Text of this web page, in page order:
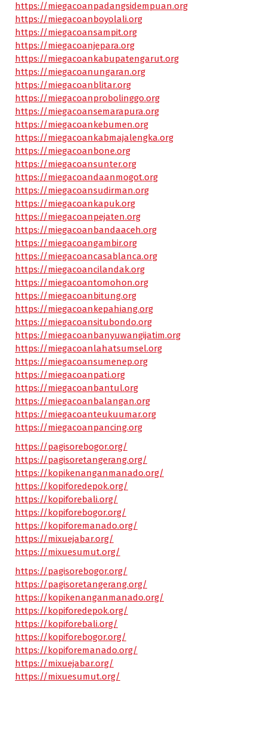
https://miegacoanpadangsidempuan.org
https://miegacoanboyolali.org
https://miegacoansampit.org
https://miegacoanjepara.org
https://miegacoankabupatengarut.org
https://miegacoanungaran.org
https://miegacoanblitar.org
https://miegacoanprobolinggo.org
https://miegacoansemarapura.org
https://miegacoankebumen.org
https://miegacoankabmajalengka.org
https://miegacoanbone.org
https://miegacoansunter.org
https://miegacoandaanmogot.org
https://miegacoansudirman.org
https://miegacoankapuk.org
https://miegacoanpejaten.org
https://miegacoanbandaaceh.org
https://miegacoangambir.org
https://miegacoancasablanca.org
https://miegacoancilandak.org
https://miegacoantomohon.org
https://miegacoanbitung.org
https://miegacoankepahiang.org
https://miegacoansitubondo.org
https://miegacoanbanyuwangijatim.org
https://miegacoanlahatsumsel.org
https://miegacoansumenep.org
https://miegacoanpati.org
https://miegacoanbantul.org
https://miegacoanbalangan.org
https://miegacoanteukuumar.org
https://miegacoanpancing.org
https://pagisorebogor.org/
https://pagisoretangerang.org/
https://kopikenanganmanado.org/
https://kopiforedepok.org/
https://kopiforebali.org/
https://kopiforebogor.org/
https://kopiforemanado.org/
https://mixuejabar.org/
https://mixuesumut.org/
https://pagisorebogor.org/
https://pagisoretangerang.org/
https://kopikenanganmanado.org/
https://kopiforedepok.org/
https://kopiforebali.org/
https://kopiforebogor.org/
https://kopiforemanado.org/
https://mixuejabar.org/
https://mixuesumut.org/